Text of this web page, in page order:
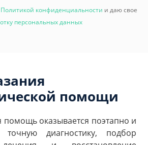
Политикой конфиденциальности и даю свое
персональных данных
помощи
помощь оказывается поэтапно и
диагностику, подбор